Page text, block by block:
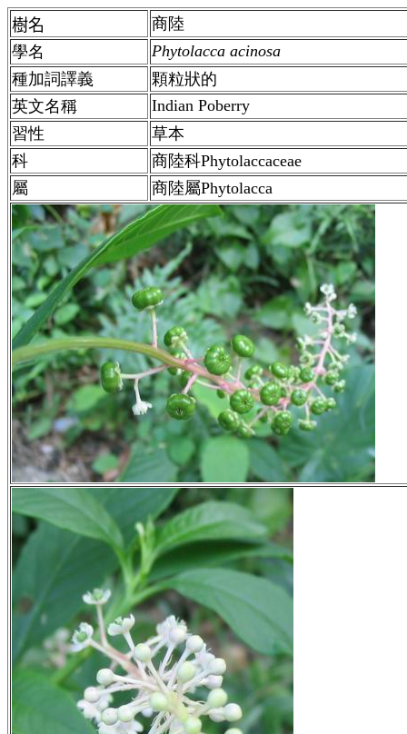
樹名
商陸
學名
Phytolacca acinosa
種加詞譯義
顆粒狀的
英文名稱
Indian Poberry
習性
草本
科
商陸科Phytolaccaceae
屬
商陸屬Phytolacca